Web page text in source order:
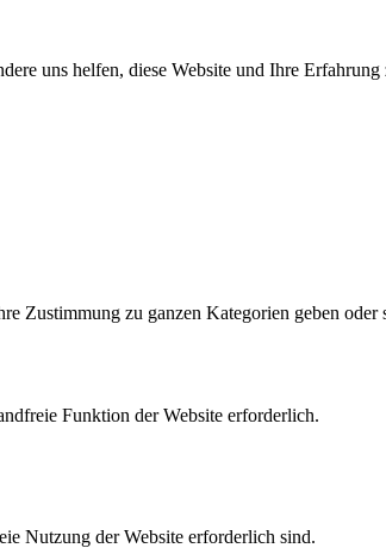
uns helfen, diese Website und Ihre Erfahrung
Zustimmung zu ganzen Kategorien geben
Funktion der Website erforderlich.
Nutzung der Website erforderlich sind.